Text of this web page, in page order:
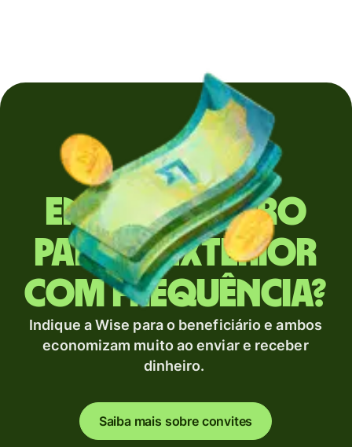
Envia dinheiro
para o exterior
com frequência?
Indique a Wise para o beneficiário e ambos
economizam muito ao enviar e receber
dinheiro.
Saiba mais sobre convites